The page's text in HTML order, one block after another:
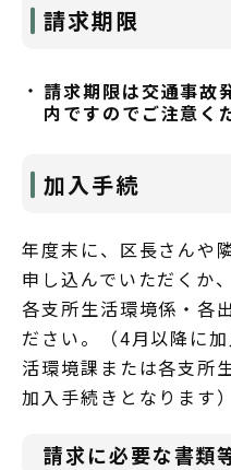
請求期限
請求期限は交通事故
内ですのでご注意く
加入手続
年度末に、区長さんや
申し込んでいただくか
各支所生活環境係・各
ださい。（4月以降に
活環境課または各支所
加入手続きとなります）
請求に必要な書類